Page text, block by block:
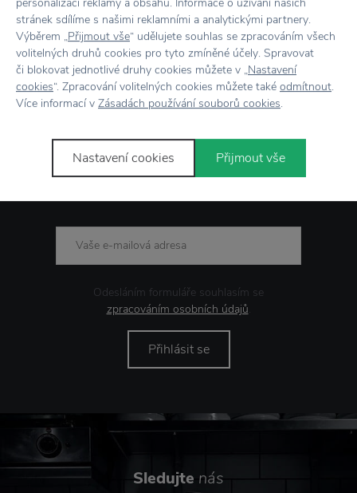
750 Kč 375 Kč
Odesláním formuláře souhlasím se
zpracováním osobních údajů.
Přihlásit se
Sledujte nás
stránek sdílíme s našimi reklamními a analytickými partnery.
Výběrem „Přijmout vše“ udělujete souhlas se zpracováním všech
volitelných druhů cookies pro tyto zmíněné účely. Spravovat
či blokovat jednotlivé druhy cookies můžete v „Nastavení
cookies“. Zpracování volitelných cookies můžete také odmítnout.
Více informací v Zásadách používání souborů cookies.
Nastavení cookies Přijmout vše